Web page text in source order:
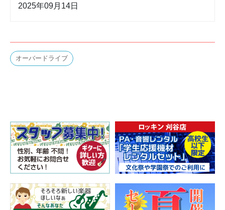
2025年09月14日
オーバードライブ